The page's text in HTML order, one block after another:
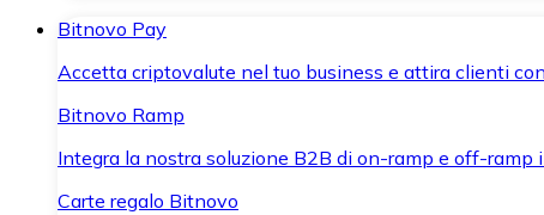
Bitnovo Pay
Accetta criptovalute nel tuo business e attira clienti
Bitnovo Ramp
Integra la nostra soluzione B2B di on-ramp e off-ramp
Carte regalo Bitnovo